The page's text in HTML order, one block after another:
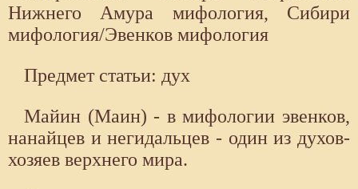
Нижнего Амура мифология, Сибири
мифология/Эвенков мифология
Предмет статьи: дух
Майин (Маин) - в мифологии эвенков,
нанайцев и негидальцев - один из духов-
хозяев верхнего мира.